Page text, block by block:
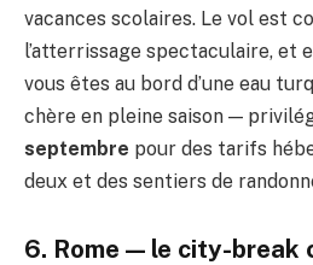
vacances scolaires. Le vol est
l’atterrissage spectaculaire, et
vous êtes au bord d’une eau
chère en pleine saison —
septembre pour des tarifs
deux et des sentiers de
6. Rome — le city-break